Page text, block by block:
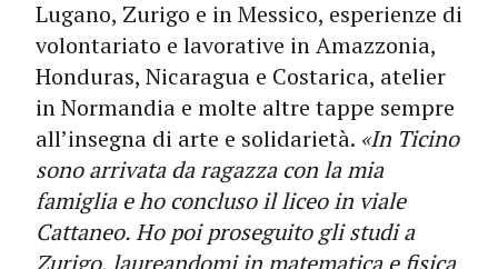
Lugano, Zurigo e in Messico, esperienze di
volontariato e lavorative in Amazzonia,
Honduras, Nicaragua e Costarica, atelier
in Normandia e molte altre tappe sempre
all’insegna di arte e solidarietà. «In Ticino
sono arrivata da ragazza con la mia
famiglia e ho concluso il liceo in viale
Cattaneo. Ho poi proseguito gli studi a
Zurigo, laureandomi in matematica e fisica